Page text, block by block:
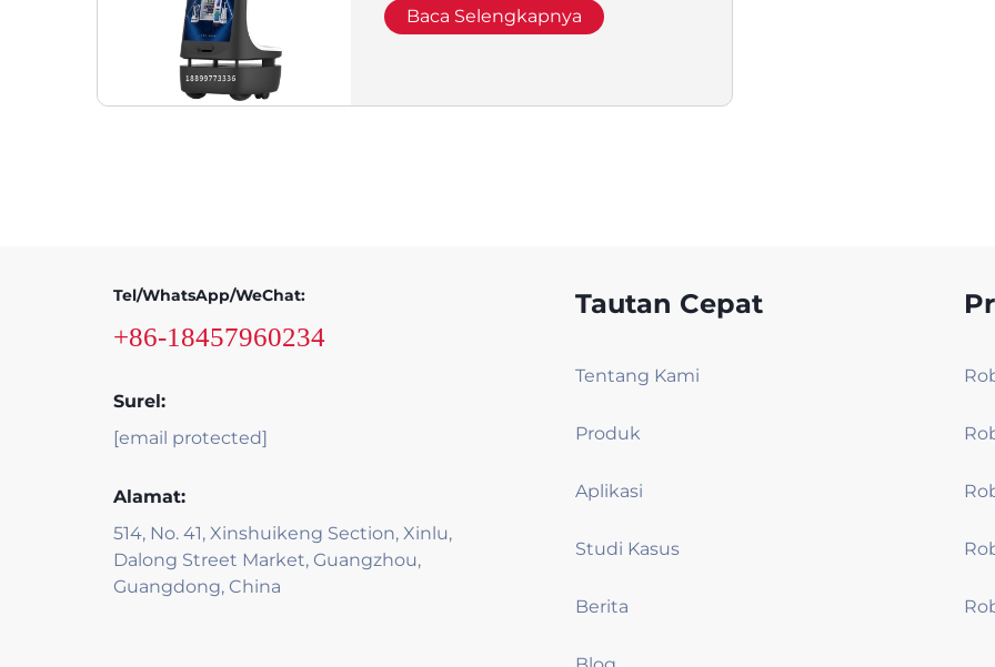
Baca Selengkapnya
Tel/WhatsApp/WeChat:
+86-18457960234
Surel:
[email protected]
Alamat:
514, No. 41, Xinshuikeng Section, Xinlu,
Dalong Street Market, Guangzhou,
Guangdong, China
Tautan Cepat
Tentang Kami
Produk
Aplikasi
Studi Kasus
Berita